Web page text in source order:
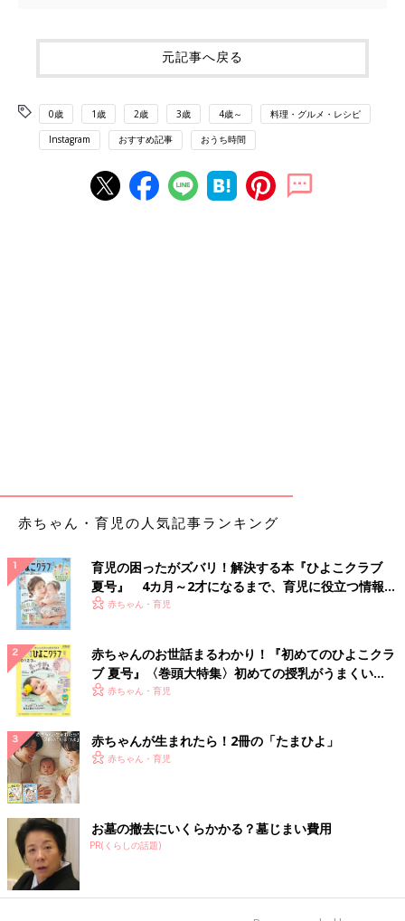
元記事へ戻る
0歳 1歳 2歳 3歳 4歳～ 料理・グルメ・レシピ
Instagram おすすめ記事 おうち時間
赤ちゃん・育児の人気記事ランキング
育児の困ったがズバリ！解決する本『ひよこクラブ
夏号』 4カ月～2才になるまで、育児に役立つ情報が
いっぱい！
赤ちゃん・育児
赤ちゃんのお世話まるわかり！『初めてのひよこクラ
ブ 夏号』〈巻頭大特集〉初めての授乳がうまくい
く！ おっぱい・ミルクの基本と夏のトラブル 解決テ
赤ちゃん・育児
赤ちゃんが生まれたら！2冊の「たまひよ」
赤ちゃん・育児
お墓の撤去にいくらかかる？墓じまい費用
PR(くらしの話題)